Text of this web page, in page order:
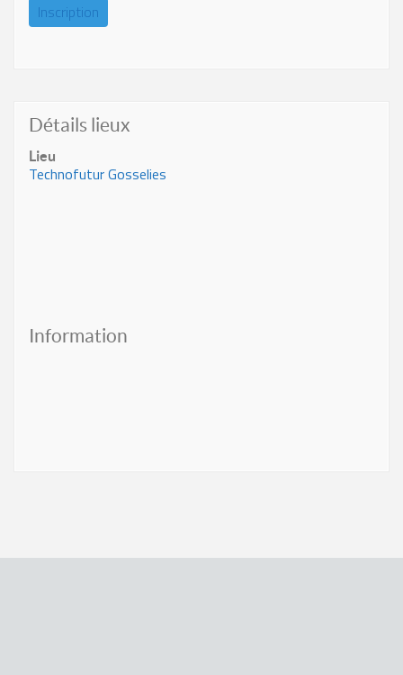
Inscription
Détails lieux
Lieu
Technofutur Gosselies
Information